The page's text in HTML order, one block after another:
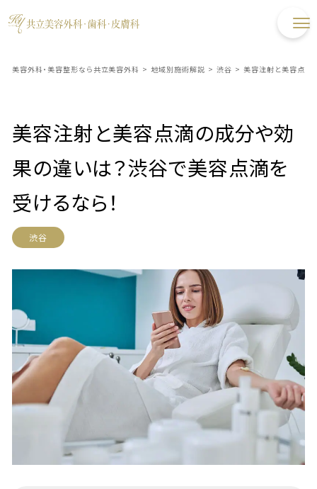
美容外科・美容整形なら共立美容外科 > 地域別施術解説 > 渋谷 > 美容注射と美容点滴
美容注射と美容点滴の成分や効
果の違いは？渋谷で美容点滴を
受けるなら！
渋谷